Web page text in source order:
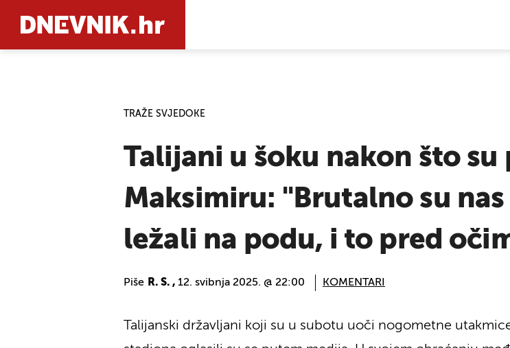
TRAŽE SVJEDOKE
Talijani u šoku nakon što su
Maksimiru: "Brutalno su
ležali na podu, i to pred
Piše R. S. , 12. svibnja 2025. @ 22:00 KOMENTARI
Talijanski državljani koji su u subotu uoči nogometne